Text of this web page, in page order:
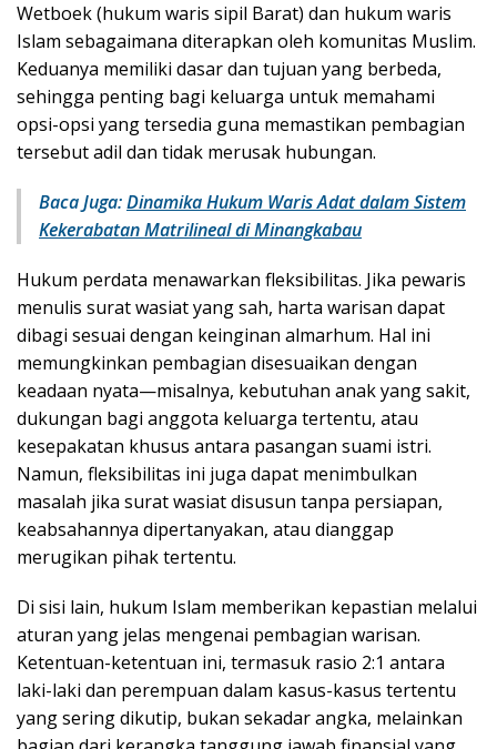
Wetboek (hukum waris sipil Barat) dan hukum waris
Islam sebagaimana diterapkan oleh komunitas Muslim.
Keduanya memiliki dasar dan tujuan yang berbeda,
sehingga penting bagi keluarga untuk memahami
opsi-opsi yang tersedia guna memastikan pembagian
tersebut adil dan tidak merusak hubungan.
Baca Juga:Dinamika Hukum Waris Adat dalam Sistem
Kekerabatan Matrilineal di Minangkabau
Hukum perdata menawarkan fleksibilitas. Jika pewaris
menulis surat wasiat yang sah, harta warisan dapat
dibagi sesuai dengan keinginan almarhum. Hal ini
memungkinkan pembagian disesuaikan dengan
keadaan nyata—misalnya, kebutuhan anak yang sakit,
dukungan bagi anggota keluarga tertentu, atau
kesepakatan khusus antara pasangan suami istri.
Namun, fleksibilitas ini juga dapat menimbulkan
masalah jika surat wasiat disusun tanpa persiapan,
keabsahannya dipertanyakan, atau dianggap
merugikan pihak tertentu.
Di sisi lain, hukum Islam memberikan kepastian melalui
aturan yang jelas mengenai pembagian warisan.
Ketentuan-ketentuan ini, termasuk rasio 2:1 antara
laki-laki dan perempuan dalam kasus-kasus tertentu
yang sering dikutip, bukan sekadar angka, melainkan